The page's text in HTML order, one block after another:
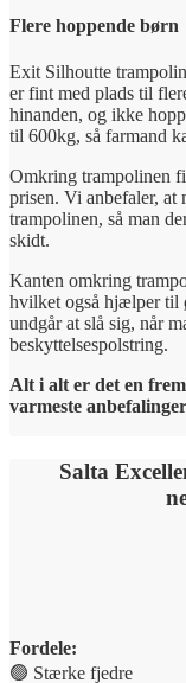
Flere hoppende børn
Exit Silhoutte
er fint med plads til
hinanden, og ikke
til 600kg, så farmand
Omkring trampolinen
prisen. Vi anbefaler,
trampolinen, så man
skidt.
Kanten omkring
hvilket også hjælper til
undgår at slå sig, når
beskyttelsespolstring.
Alt i alt er det en
varmeste
Salta
Fordele:
🟢 Stærke fjedre